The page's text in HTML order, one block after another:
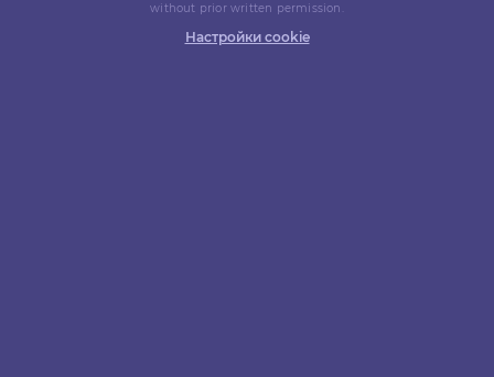
without prior written permission.
Настройки cookie